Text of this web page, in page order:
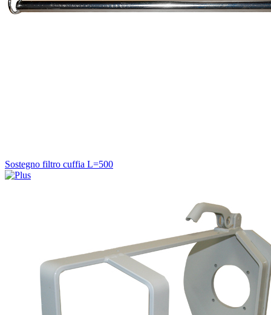
Sostegno filtro cuffia L=500